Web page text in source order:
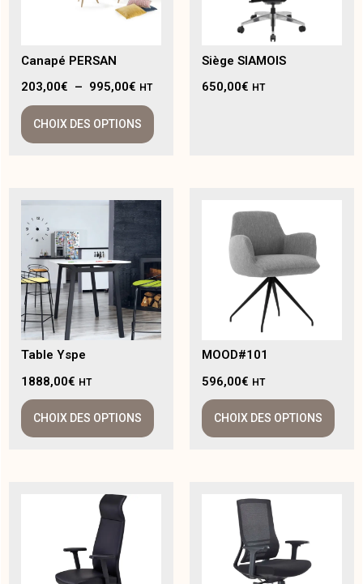
Canapé PERSAN
203,00€ – 995,00€ HT
CHOIX DES OPTIONS
Siège SIAMOIS
650,00€ HT
Table Yspe
1888,00€ HT
CHOIX DES OPTIONS
MOOD#101
596,00€ HT
CHOIX DES OPTIONS